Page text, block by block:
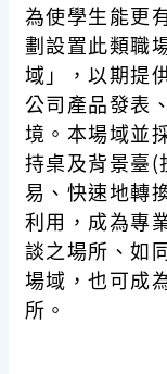
為使學生能更
劃設置此類職
域」，以期提
公司產品發表
境。本場域並
持桌及背景臺(
易、快速地轉
利用，成為專
談之場所、如
場域，也可成
所。